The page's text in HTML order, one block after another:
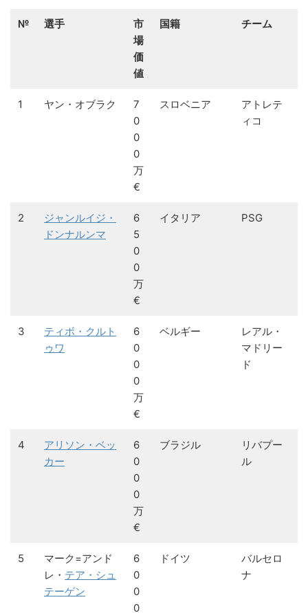
№ 選手
市
場
価
値
国籍 チーム
1 ヤン・オブラク
7
0
0
0
万
€
スロベニア
アトレテ
ィコ
2
ジャンルイジ・
ドンナルンマ
6
5
0
0
万
€
イタリア PSG
3
ティボ・クルト
ゥワ
6
0
0
0
万
€
ベルギー
レアル・
マドリー
ド
4
アリソン・ベッ
カー
6
0
0
0
万
€
ブラジル
リバプー
ル
5
マーク=アンド
レ・ テア・シュ
テーゲン
6
0
0
0
ドイツ
バルセロ
ナ